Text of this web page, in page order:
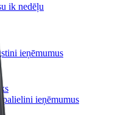
ik nedēļu
ieņēmumus
palielini ieņēmumus